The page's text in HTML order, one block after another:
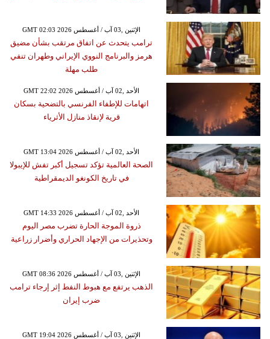
GMT 02:03 2026 الإثنين ,03 آب / أغسطس
ترامب يتحدث عن اتفاق مرتقب بشأن مضيق
هرمز والبرنامج النووي الإيراني وطهران تنفي
طلب مهلة
GMT 22:02 2026 الأحد ,02 آب / أغسطس
اتهامات للإطفاء الفرنسي بالتضحية بسكان
قرية لإنقاذ منازل الأثرياء
GMT 13:04 2026 الأحد ,02 آب / أغسطس
الصحة العالمية تؤكد تسجيل أكبر تفش للإيبولا
في تاريخ الكونغو الديمقراطية
GMT 14:33 2026 الأحد ,02 آب / أغسطس
ذروة الموجة الحارة تضرب مصر اليوم
وتحذيرات من الإجهاد الحراري وأضرار زراعية
GMT 08:36 2026 الإثنين ,03 آب / أغسطس
الذهب يرتفع مع هبوط النفط إثر إرجاء ترامب
ضرب إيران
GMT 19:04 2026 الإثنين ,03 آب / أغسطس